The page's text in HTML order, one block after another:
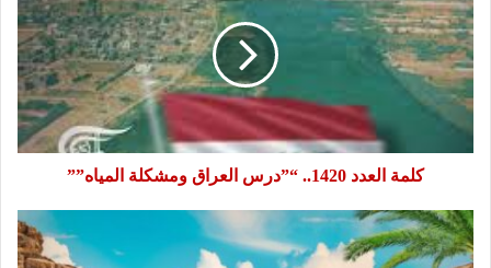
1420..
“”درس
العراق
ومشكلة
المياه””
كلمة العدد 1420.. “”درس العراق ومشكلة المياه””
بحبها